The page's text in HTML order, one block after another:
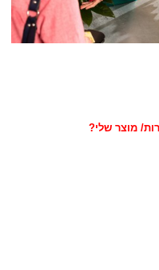
מוצר שלי?